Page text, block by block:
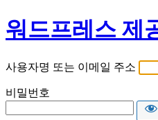
워드프레스 제
사용자명 또는 이메일 주소
비밀번호